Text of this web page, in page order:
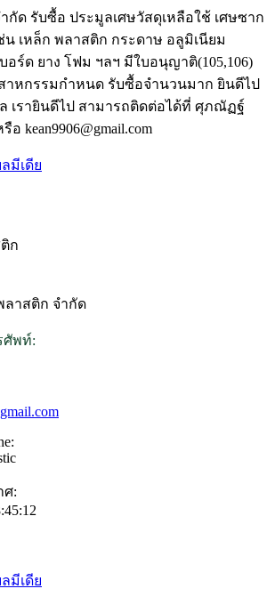
ด รับซื้อ ประมูลเศษวัสดุเหลือใช้ เศษซาก
น เหล็ก พลาสติก กระดาษ อลูมิเนียม
อร์ด ยาง โฟม ฯลฯ มีใบอนุญาติ(105,106)
าหกรรมกำหนด รับซื้อจำนวนมาก ยินดีไป
เรายินดีไป สามารถติดต่อได้ที่ ศุภณัฏฐ์
อ kean9906@gmail.com
มีเดีย
ก
าสติก จำกัด
ศัพท์:
ศ:
มีเดีย